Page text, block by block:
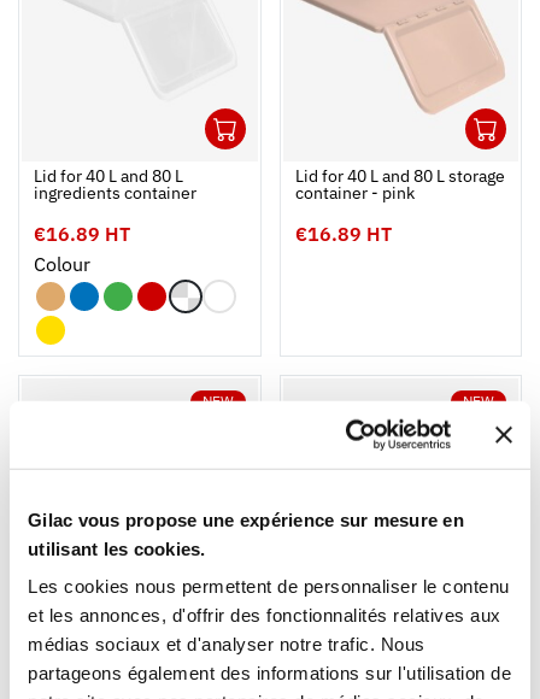
Gilac vous propose une expérience sur mesure en
utilisant les cookies.
Les cookies nous permettent de personnaliser le contenu
et les annonces, d'offrir des fonctionnalités relatives aux
médias sociaux et d'analyser notre trafic. Nous
partageons également des informations sur l'utilisation de
Lid for 40 L and 80 L
ingredients container
€16.89 HT
Colour
Lid for 40 L and 80 L storage
container - pink
€16.89 HT
NEW
Ouvrir
1
Add to cart
Fermer
Lid for 40 L and 80 L storage
container - terracotta
€16.89 HT
NEW
Ouvrir
Lid for 40 L and 80 L storage
container - light green
€16.89 HT